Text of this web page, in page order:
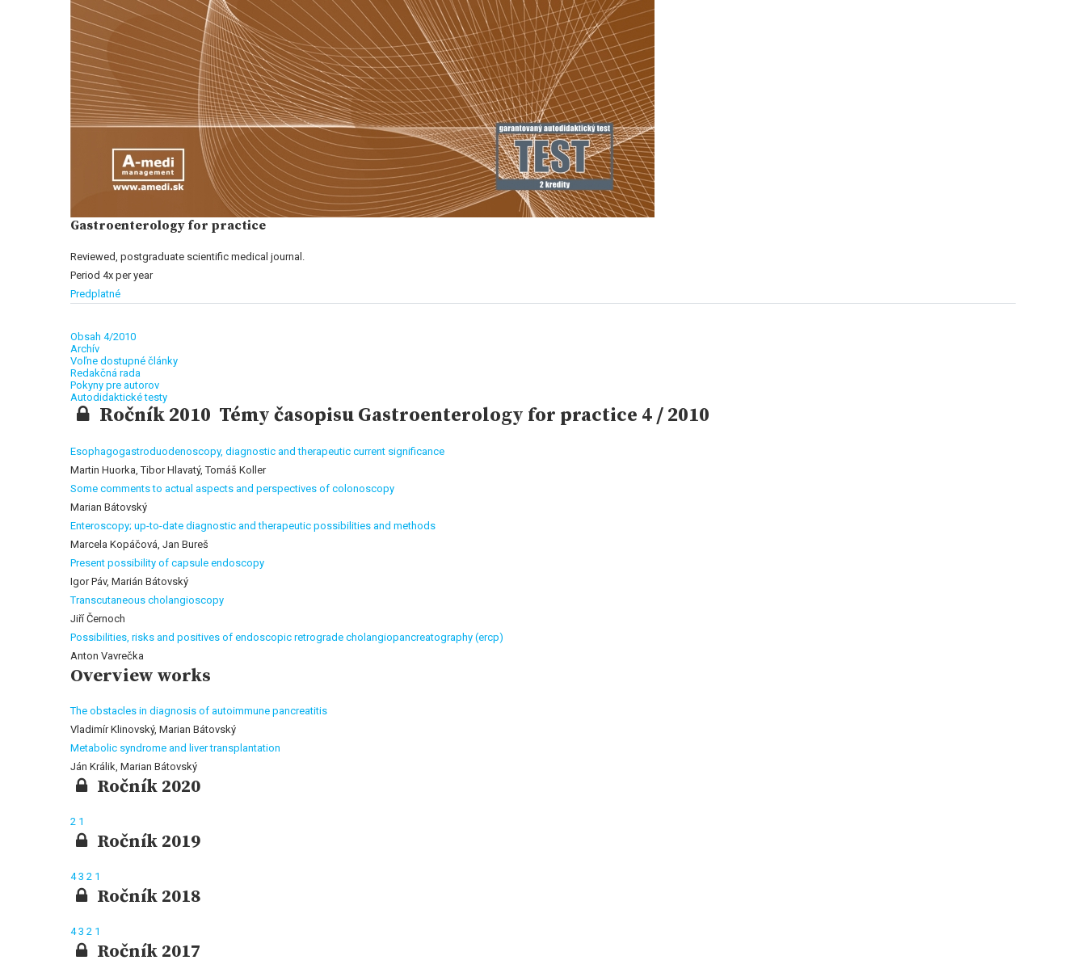
Gastroenterology for practice
Reviewed, postgraduate scientific medical journal.
Period 4x per year
Predplatné
Obsah 4/2010
Archív
Voľne dostupné články
Redakčná rada
Pokyny pre autorov
Autodidaktické testy
Ročník 2010 Témy časopisu Gastroenterology for practice 4 / 2010
Esophagogastroduodenoscopy, diagnostic and therapeutic current significance
Martin Huorka, Tibor Hlavatý, Tomáš Koller
Some comments to actual aspects and perspectives of colonoscopy
Marian Bátovský
Enteroscopy; up-to-date diagnostic and therapeutic possibilities and methods
Marcela Kopáčová, Jan Bureš
Present possibility of capsule endoscopy
Igor Páv, Marián Bátovský
Transcutaneous cholangioscopy
Jiří Černoch
Possibilities, risks and positives of endoscopic retrograde cholangiopancreatography (ercp)
Anton Vavrečka
Overview works
The obstacles in diagnosis of autoimmune pancreatitis
Vladimír Klinovský, Marian Bátovský
Metabolic syndrome and liver transplantation
Ján Králik, Marian Bátovský
Ročník 2020
2 1
Ročník 2019
43 2 1
Ročník 2018
43 2 1
Ročník 2017